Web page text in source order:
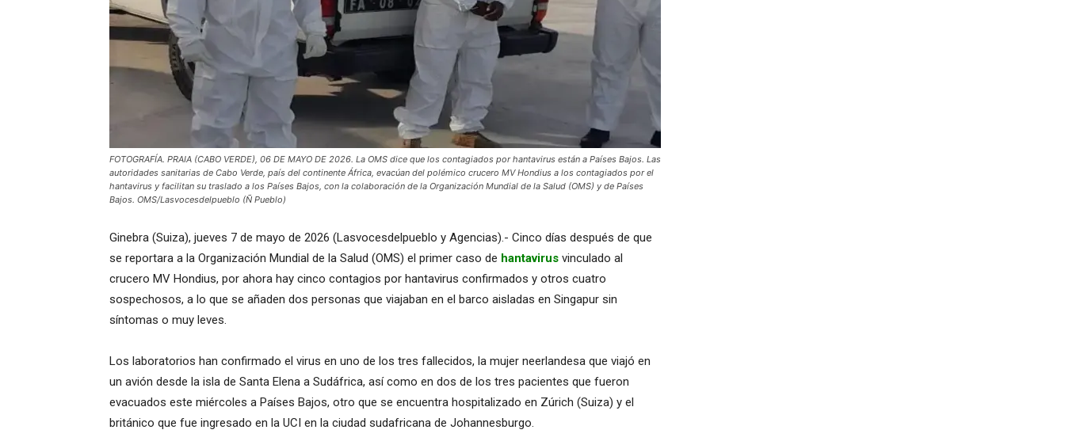
FOTOGRAFÍA. PRAIA (CABO VERDE), 06 DE MAYO DE 2026. La OMS dice que los contagiados por hantavirus están a Países Bajos. Las
autoridades sanitarias de Cabo Verde, país del continente África, evacúan del polémico crucero MV Hondius a los contagiados por el
hantavirus y facilitan su traslado a los Países Bajos, con la colaboración de la Organización Mundial de la Salud (OMS) y de Países
Bajos. OMS/Lasvocesdelpueblo (Ñ Pueblo)
Ginebra (Suiza), jueves 7 de mayo de 2026 (Lasvocesdelpueblo y Agencias).- Cinco días después de que
se reportara a la Organización Mundial de la Salud (OMS) el primer caso de hantavirus vinculado al
crucero MV Hondius, por ahora hay cinco contagios por hantavirus confirmados y otros cuatro
sospechosos, a lo que se añaden dos personas que viajaban en el barco aisladas en Singapur sin
síntomas o muy leves.
Los laboratorios han confirmado el virus en uno de los tres fallecidos, la mujer neerlandesa que viajó en
un avión desde la isla de Santa Elena a Sudáfrica, así como en dos de los tres pacientes que fueron
evacuados este miércoles a Países Bajos, otro que se encuentra hospitalizado en Zúrich (Suiza) y el
británico que fue ingresado en la UCI en la ciudad sudafricana de Johannesburgo.